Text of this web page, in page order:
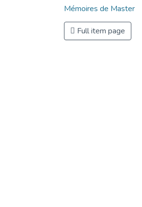
Mémoires de Master
Full item page